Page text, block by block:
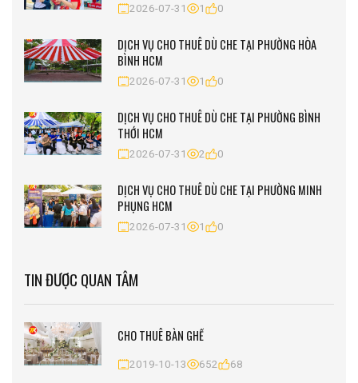
2026-07-31 1 0
DỊCH VỤ CHO THUÊ DÙ CHE TẠI PHƯỜNG HÒA
BÌNH HCM
2026-07-31 1 0
DỊCH VỤ CHO THUÊ DÙ CHE TẠI PHƯỜNG BÌNH
THỚI HCM
2026-07-31 2 0
DỊCH VỤ CHO THUÊ DÙ CHE TẠI PHƯỜNG MINH
PHỤNG HCM
2026-07-31 1 0
TIN ĐƯỢC QUAN TÂM
CHO THUÊ BÀN GHẾ
2019-10-13 652 68